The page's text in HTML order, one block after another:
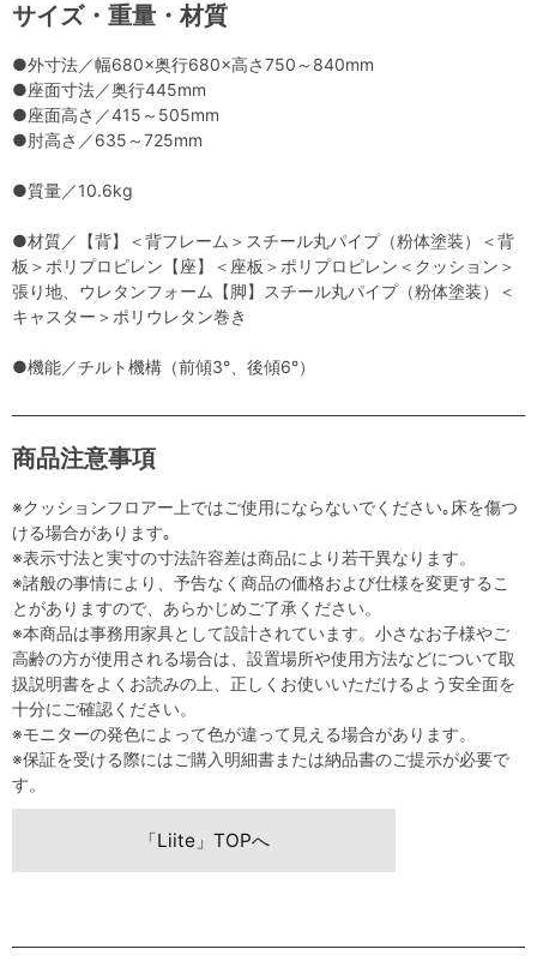
サイズ・重量・材質
●外寸法／幅680×奥行680×高さ750～840mm
●座面寸法／奥行445mm
●座面高さ／415～505mm
●肘高さ／635～725mm
●質量／10.6kg
●材質／【背】＜背フレーム＞スチール丸パイプ（粉体塗装）＜背
板＞ポリプロピレン【座】＜座板＞ポリプロピレン＜クッション＞
張り地、ウレタンフォーム【脚】スチール丸パイプ（粉体塗装）＜
キャスター＞ポリウレタン巻き
●機能／チルト機構（前傾3°、後傾6°）
商品注意事項
※クッションフロアー上ではご使用にならないでください｡床を傷つ
ける場合があります｡
※表示寸法と実寸の寸法許容差は商品により若干異なります。
※諸般の事情により、予告なく商品の価格および仕様を変更するこ
とがありますので、あらかじめご了承ください。
※本商品は事務用家具として設計されています。小さなお子様やご
高齢の方が使用される場合は、設置場所や使用方法などについて取
扱説明書をよくお読みの上、正しくお使いいただけるよう安全面を
十分にご確認ください。
※モニターの発色によって色が違って見える場合があります。
※保証を受ける際にはご購入明細書または納品書のご提示が必要で
す。
「Liite」TOPへ